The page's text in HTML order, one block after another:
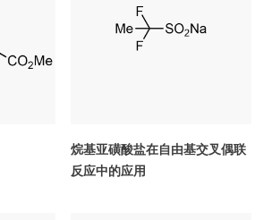
烷基亚磺酸盐在自由基交叉偶联
反应中的应用